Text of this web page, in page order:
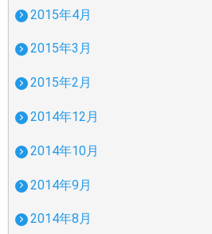
2015年4月
2015年3月
2015年2月
2014年12月
2014年10月
2014年9月
2014年8月